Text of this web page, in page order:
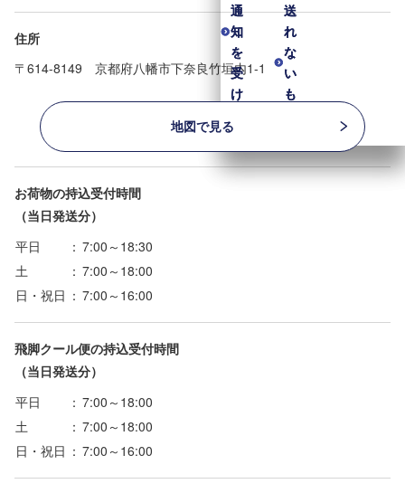
通
知
を
受
け
る
送
れ
な
い
も
通
知
を
受
け
る
送
れ
な
い
も
住所
〒614-8149 京都府八幡市下奈良竹垣内1-1
地図で見る
お荷物の持込受付時間
（当日発送分）
平日
： 7:00～18:30
土
： 7:00～18:00
日・祝日 ： 7:00～16:00
飛脚クール便の持込受付時間
（当日発送分）
平日
： 7:00～18:00
土
： 7:00～18:00
日・祝日 ： 7:00～16:00